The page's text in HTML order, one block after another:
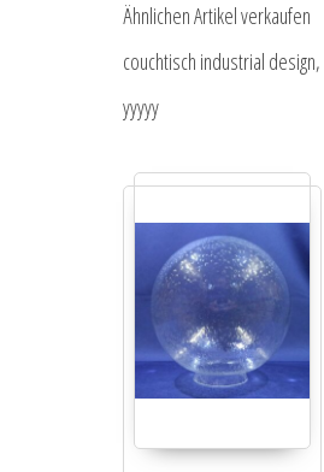
Ähnlichen Artikel verkaufen
couchtisch industrial
yyyyy